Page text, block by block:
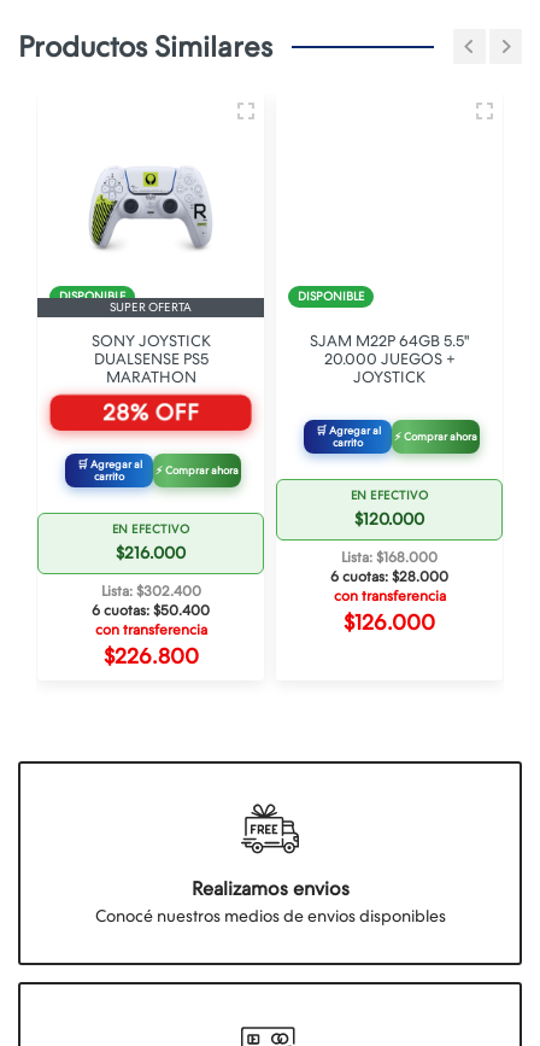
Productos Similares
DISPONIBLE
SUPER OFERTA
SONY JOYSTICK
DUALSENSE PS5
MARATHON
28% OFF
🛒 Agregar al
carrito
⚡ Comprar ahora
EN EFECTIVO
$216.000
Lista: $302.400
6 cuotas: $50.400
con transferencia
$226.800
DISPONIBLE
SJAM M22P 64GB 5.5"
20.000 JUEGOS +
JOYSTICK
🛒 Agregar al
carrito
⚡ Comprar ahora
EN EFECTIVO
$120.000
Lista: $168.000
6 cuotas: $28.000
con transferencia
$126.000
Realizamos envios
Conocé nuestros medios de envios disponibles